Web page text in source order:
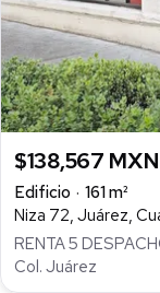
$138,567 MXN
Edificio
161 m²
Niza 72, Juárez,
RENTA 5
Col. Juárez